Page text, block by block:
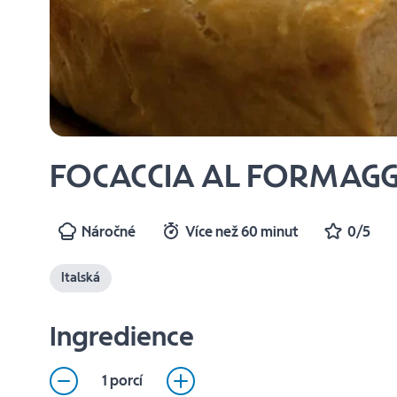
FOCACCIA AL
Náročné Více než 60 minut 0/5
Italská
Ingredience
1 porcí